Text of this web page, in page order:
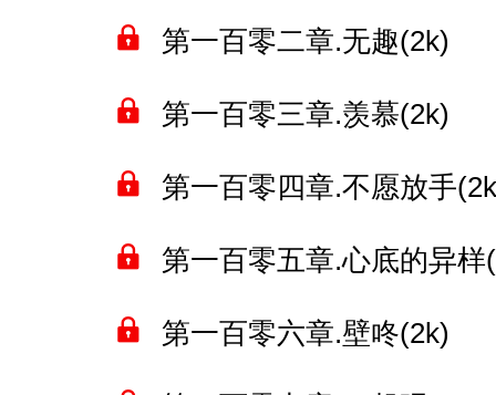
第一百零二章.无趣(2k)
第一百零三章.羡慕(2k)
第一百零四章.不愿放手
第一百零五章.心底的异样
第一百零六章.壁咚(2k)